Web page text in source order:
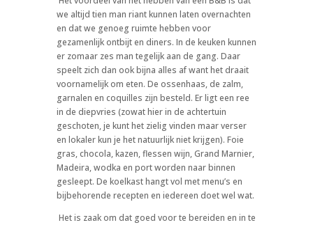
we altijd tien man riant kunnen laten overnachten
en dat we genoeg ruimte hebben voor
gezamenlijk ontbijt en diners. In de keuken kunnen
er zomaar zes man tegelijk aan de gang. Daar
speelt zich dan ook bijna alles af want het draait
voornamelijk om eten. De ossenhaas, de zalm,
garnalen en coquilles zijn besteld. Er ligt een ree
in de diepvries (zowat hier in de achtertuin
geschoten, je kunt het zielig vinden maar verser
en lokaler kun je het natuurlijk niet krijgen). Foie
gras, chocola, kazen, flessen wijn, Grand Marnier,
Madeira, wodka en port worden naar binnen
gesleept. De koelkast hangt vol met menu’s en
bijbehorende recepten en iedereen doet wel wat.
Het is zaak om dat goed voor te bereiden en in te